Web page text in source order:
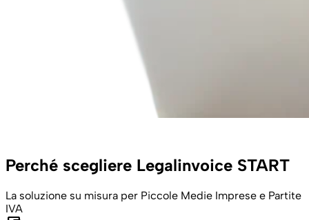
Perché scegliere Legalinvoice START
La soluzione su misura per Piccole Medie Imprese e Partite
IVA